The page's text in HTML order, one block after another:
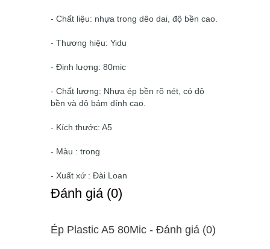
- Chất liệu: nhựa trong dêo dai, độ bền cao.
- Thương hiệu: Yidu
- Định lượng: 80mic
- Chất lượng: Nhựa ép bền rõ nét, có độ
bền và độ bám dính cao.
- Kích thước: A5
- Màu : trong
- Xuất xứ : Đài Loan
Ðánh giá (0)
Ép Plastic A5 80Mic - Ðánh giá (0)